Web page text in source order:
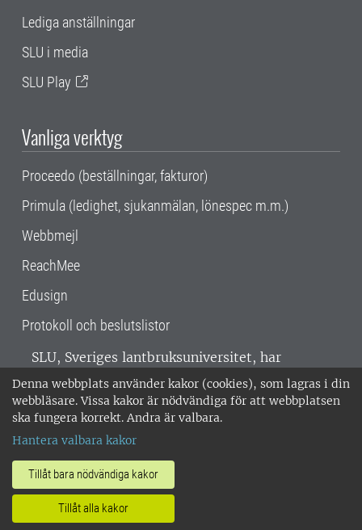
Denna webbplats använder kakor (cookies), som lagras i din
webbläsare. Vissa kakor är nödvändiga för att webbplatsen
ska fungera korrekt. Andra är valbara.
Hantera valbara kakor
Tillåt bara nödvändiga kakor
Tillåt alla kakor
Lediga anställningar
SLU i media
SLU Play
Vanliga verktyg
Proceedo (beställningar, fakturor)
Primula (ledighet, sjukanmälan, lönespec m.m.)
Webbmejl
ReachMee
Edusign
Protokoll och beslutslistor
SLU, Sveriges lantbruksuniversitet, har
verksamhet över hela Sverige. Huvudorter är
Alnarp, Uppsala och Umeå.SLU är
miljöcertifierat enligt ISO 14001. •
018-67 10 00 • Org nr: 202100-2817 •
Om SLU:s webbplatser
•Hantera kakor•Behandling av
personuppgifter